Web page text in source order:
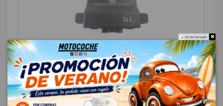
MODULO CONFORT 1K0907530L
SEAT ALTEA XL (5P5) 1.9 TDI
OEM:1K0907530L
ID:796599
Do not show again.